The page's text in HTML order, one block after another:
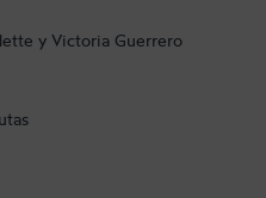
y Victoria Guerrero